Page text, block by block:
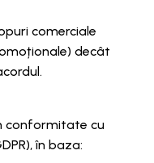
comerciale
decât
conformitate cu
în baza: